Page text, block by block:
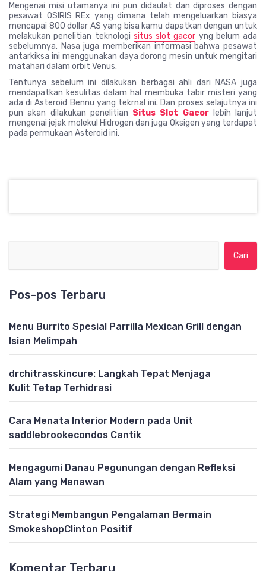
Mengenai misi utamanya ini pun didaulat dan diproses dengan
pesawat OSIRIS REx yang dimana telah mengeluarkan biasya
mencapai 800 dollar AS yang bisa kamu dapatkan dengan untuk
melakukan penelitian teknologi situs slot gacor yng belum ada
sebelumnya. Nasa juga memberikan informasi bahwa pesawat
antarkiksa ini menggunakan daya dorong mesin untuk mengitari
matahari dalam orbit Venus.
Tentunya sebelum ini dilakukan berbagai ahli dari NASA juga
mendapatkan kesulitas dalam hal membuka tabir misteri yang
ada di Asteroid Bennu yang tekrnal ini. Dan proses selajutnya ini
pun akan dilakukan penelitian Situs Slot Gacorlebih lanjut
mengenai jejak molekul Hidrogen dan juga Oksigen yang terdapat
pada permukaan Asteroid ini.
Pos-pos Terbaru
Menu Burrito Spesial Parrilla Mexican Grill dengan
Isian Melimpah
drchitrasskincure: Langkah Tepat Menjaga
Kulit Tetap Terhidrasi
Cara Menata Interior Modern pada Unit
saddlebrookecondos Cantik
Mengagumi Danau Pegunungan dengan Refleksi
Alam yang Menawan
Strategi Membangun Pengalaman Bermain
SmokeshopClinton Positif